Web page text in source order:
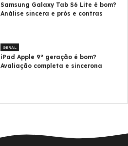
Samsung Galaxy Tab S6 Lite é bom?
Análise sincera e prós e contras
GERAL
iPad Apple 9ª geração é bom?
Avaliação completa e sincerona